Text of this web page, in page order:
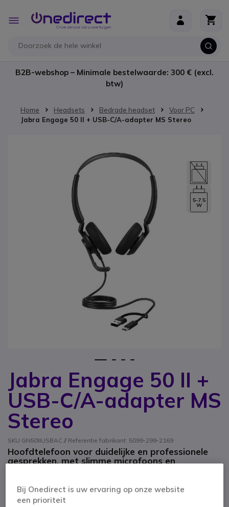
Toggle
Nav
B2B-webshop – Minimale bestelwaarde: 300 € (excl.
btw)
Home Headsets Bedrade headset
Voor PC
Jabra Engage 50 II + USB-C/A-adapter MS Stereo
Jabra Engage 50 II +
USB-C/A-adapter MS
Stereo
SKU GN50IIUSBAC // Referentie fabrikant: 5099-299-2169
Hoofdtelefoon voor duidelijke en professionele
gesprekken, met slimme microfoons en
BESPAAR 30,00 €
5-7.5
W
Ga naar het begin van de afbeeldingen-gallerij
Bij Onedirect is uw ervaring op onze website
een prioriteit